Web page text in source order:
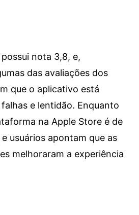
nota 3,8, e,
das avaliações dos
que o aplicativo está
e lentidão. Enquanto
na Apple Store é de
usuários apontam que as
melhoraram a experiência